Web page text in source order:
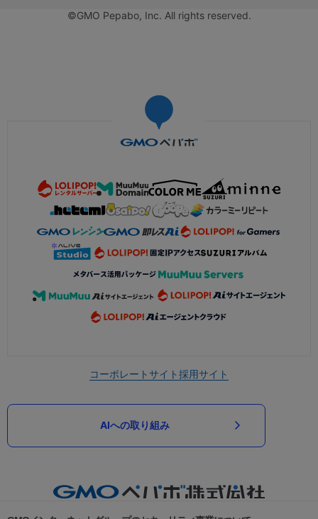
©GMO Pepabo, Inc. All rights reserved.
コーポレートサイト採用サイト
AIへの取り組み